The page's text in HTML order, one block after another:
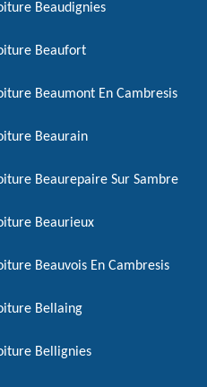
Beaudignies
Beaufort
Beaumont En Cambresis
Beaurain
Beaurepaire Sur Sambre
Beaurieux
Beauvois En Cambresis
Bellaing
Bellignies